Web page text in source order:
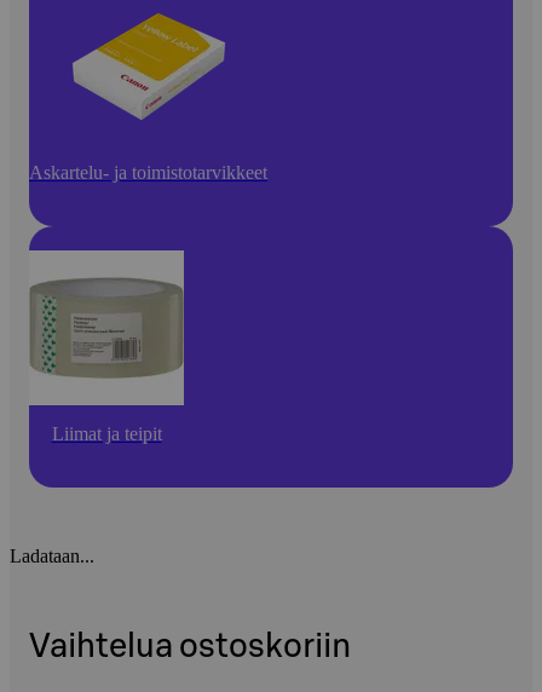
Askartelu- ja toimistotarvikkeet
Liimat ja teipit
Ladataan...
Vaihtelua ostoskoriin